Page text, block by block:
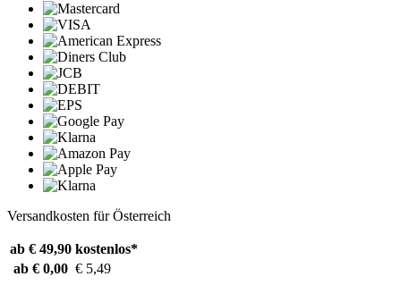
Versandkosten für Österreich
ab € 49,90 kostenlos*
ab € 0,00 € 5,49